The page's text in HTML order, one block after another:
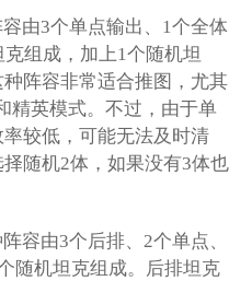
由3个单点输出、1个全体
组成，加上1个随机坦
阵容非常适合推图，尤其
精英模式。不过，由于单
较低，可能无法及时清
随机2体，如果没有3体也
容由3个后排、2个单点、
随机坦克组成。后排坦克